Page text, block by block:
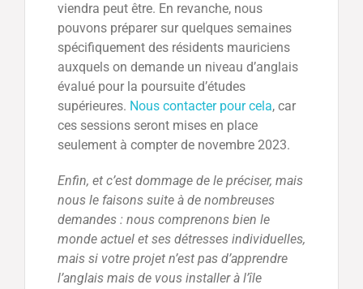
viendra peut être. En revanche, nous
pouvons préparer sur quelques semaines
spécifiquement des résidents mauriciens
auxquels on demande un niveau d’anglais
évalué pour la poursuite d’études
supérieures. Nous contacter pour cela, car
ces sessions seront mises en place
seulement à compter de novembre 2023.
Enfin, et c’est dommage de le préciser, mais
nous le faisons suite à de nombreuses
demandes : nous comprenons bien le
monde actuel et ses détresses individuelles,
mais si votre projet n’est pas d’apprendre
l’anglais mais de vous installer à l’île